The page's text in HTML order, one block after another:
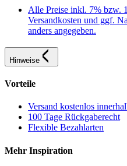
Alle Preise inkl. 7% bzw.
Versandkosten und ggf.
anders angegeben.
Hinweise
Vorteile
Versand kostenlos
100 Tage Rückgaberecht
Flexible Bezahlarten
Mehr Inspiration